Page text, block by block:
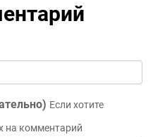
Если хотите
на комментарий